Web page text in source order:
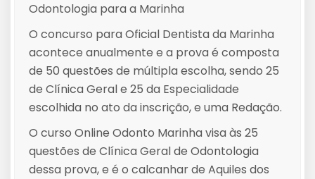
Odontologia para a Marinha
O concurso para Oficial Dentista da Marinha
acontece anualmente e a prova é composta
de 50 questões de múltipla escolha, sendo 25
de Clínica Geral e 25 da Especialidade
escolhida no ato da inscrição, e uma Redação.
O curso Online Odonto Marinha visa às 25
questões de Clínica Geral de Odontologia
dessa prova, e é o calcanhar de Aquiles dos